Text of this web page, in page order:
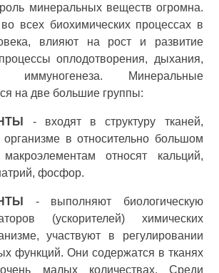
минеральных веществ огромна.
всех биохимических процессах в
влияют на рост и развитие
оплодотворения, дыхания,
иммуногенеза. Минеральные
на две большие группы:
- входят в структуру тканей,
организме в относительно большом
относят кальций,
фосфор.
- выполняют биологическую
(ускорителей) химических
участвуют в регулировании
функций. Они содержатся в тканях
малых количествах. Среди